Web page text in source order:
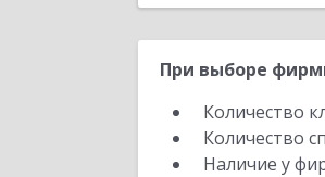
При выборе
Количество
Количество
Наличие у